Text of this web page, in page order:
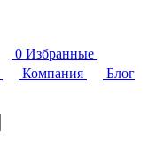
0 Избранные
Компания
Блог